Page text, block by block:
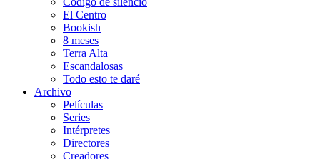
El Centro
Bookish
8 meses
Terra Alta
Escandalosas
Todo esto te daré
Archivo
Películas
Series
Intérpretes
Directores
Creadores